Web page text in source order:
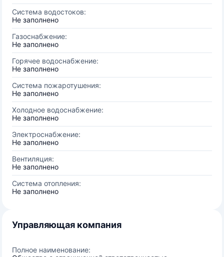
Система водостоков:
Не заполнено
Газоснабжение:
Не заполнено
Горячее водоснабжение:
Не заполнено
Система пожаротушения:
Не заполнено
Холодное водоснабжение:
Не заполнено
Электроснабжение:
Не заполнено
Вентиляция:
Не заполнено
Система отопления:
Не заполнено
Управляющая компания
Полное наименование: